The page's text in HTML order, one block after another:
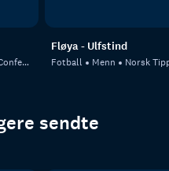
Fløya - Ulfstind
Fotball Menn Norsk
sendte